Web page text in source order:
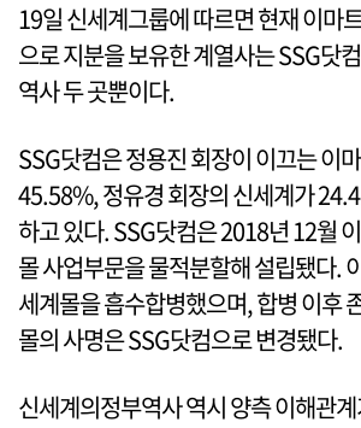
19일 신세계그룹에 따르면 현재 이마
으로 지분을 보유한 계열사는 SSG닷
역사 두 곳뿐이다.
SSG닷컴은 정용진 회장이 이끄는 이
45.58%, 정유경 회장의 신세계가
하고 있다. SSG닷컴은 2018년 12월
몰 사업부문을 물적분할해 설립됐다.
세계몰을 흡수합병했으며, 합병 이후
몰의 사명은 SSG닷컴으로 변경됐다.
신세계의정부역사 역시 양측 이해관